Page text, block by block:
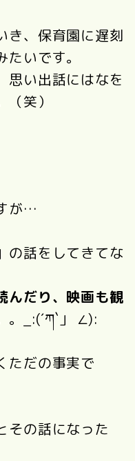
き、保育園に遅刻
いです。
思い出話にはなを
笑）
が…
の話をしてきてな
んだり、映画も観
。_:(´ཀ`」 ∠):
ただの事実で
その話になった